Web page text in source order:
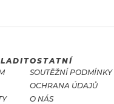
OSTATNÍ
SOUTĚŽNÍ PODMÍNKY
OCHRANA ÚDAJŮ
O NÁS